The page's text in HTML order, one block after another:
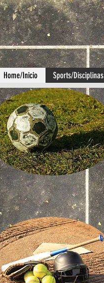
Home/Inicio Sports/Disciplinas